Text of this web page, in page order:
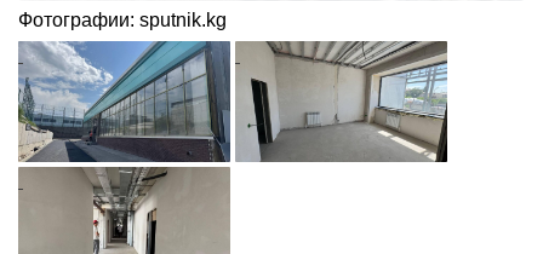
Фотографии: sputnik.kg